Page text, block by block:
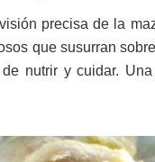
precisa de la
que susurran
nutrir y cuidar.